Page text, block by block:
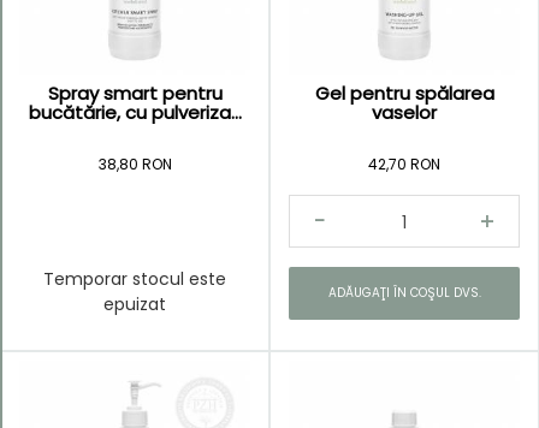
Spray smart pentru
bucătărie, cu pulveriza...
38,80 RON
Temporar stocul este
epuizat
Gel pentru spălarea
vaselor
42,70 RON
ADĂUGAŢI ÎN COŞUL DVS.